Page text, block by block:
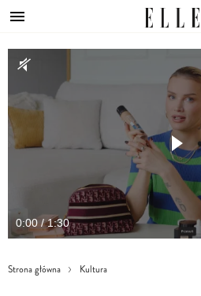
0:00 / 1:30
Strona główna Kultura